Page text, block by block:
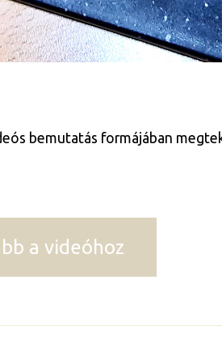
bemutatás formájában
a videóhoz